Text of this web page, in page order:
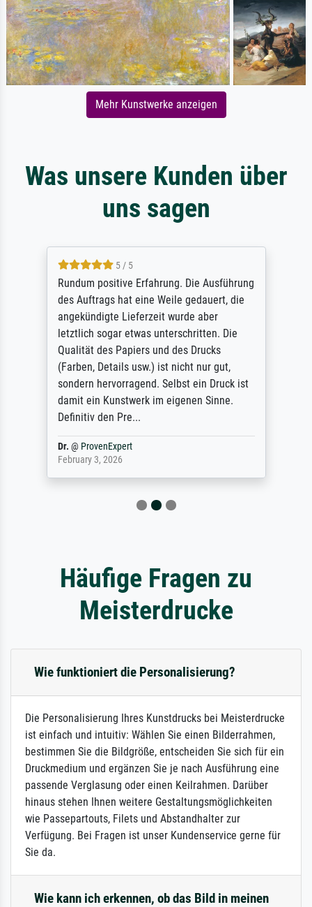
Mehr Kunstwerke anzeigen
Was unsere Kunden über
uns sagen
5 / 5
Rundum positive Erfahrung. Die Ausführung
des Auftrags hat eine Weile gedauert, die
angekündigte Lieferzeit wurde aber
letztlich sogar etwas unterschritten. Die
Qualität des Papiers und des Drucks
(Farben, Details usw.) ist nicht nur gut,
sondern hervorragend. Selbst ein Druck ist
damit ein Kunstwerk im eigenen Sinne.
Definitiv den Pre...
Dr. @ ProvenExpert
February 3, 2026
Häufige Fragen zu
Meisterdrucke
Wie funktioniert die Personalisierung?
Die Personalisierung Ihres Kunstdrucks bei Meisterdrucke
ist einfach und intuitiv: Wählen Sie einen Bilderrahmen,
bestimmen Sie die Bildgröße, entscheiden Sie sich für ein
Druckmedium und ergänzen Sie je nach Ausführung eine
passende Verglasung oder einen Keilrahmen. Darüber
hinaus stehen Ihnen weitere Gestaltungsmöglichkeiten
wie Passepartouts, Filets und Abstandhalter zur
Verfügung. Bei Fragen ist unser Kundenservice gerne für
Sie da.
Wie kann ich erkennen, ob das Bild in meinen